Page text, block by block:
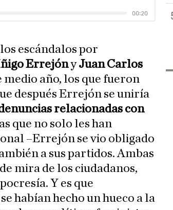
escándalos por
ErrejónyJuan Carlos
medio año, los que fueron
después Errejón se uniría
relacionadas con
que no solo les han
–Errejón se vio obligado
a sus partidos. Ambas
mira de los ciudadanos,
Y es que
habían hecho un hueco a la